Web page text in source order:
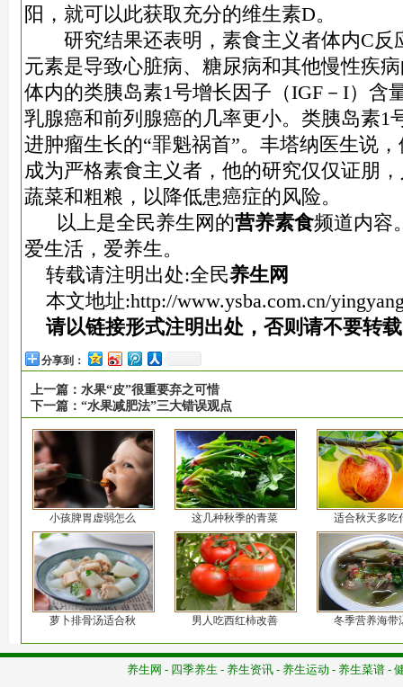
阳，就可以此获取充分的维生素D。
研究结果还表明，素食主义者体内C反
元素是导致心脏病、糖尿病和其他慢性疾
体内的类胰岛素1号增长因子（IGF－I）含
乳腺癌和前列腺癌的几率更小。类胰岛素1
进肿瘤生长的“罪魁祸首”。丰塔纳医生说
成为严格素食主义者，他的研究仅仅证朋
蔬菜和粗粮，以降低患癌症的风险。
以上是全民养生网的营养素食频道内容
爱生活，爱养生。
转载请注明出处:全民养生网
本文地址:http://www.ysba.com.cn/
请以链接形式注明出处，否则请不要转
分享到：
上一篇： 水果“皮”很重要弃之可惜
下一篇： “水果减肥法”三大错误观点
小孩脾胃虚弱怎么 这几种秋季的青菜 适合秋天多吃
萝卜排骨汤适合秋 男人吃西红柿改善 冬季营养海带
养生网 - 四季养生 - 养生资讯 - 养生运动 - 养生菜谱 -